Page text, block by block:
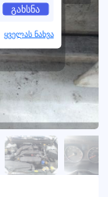
გახსნა
ყველას ნახვა